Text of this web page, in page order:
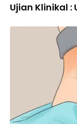
Ujian Klinikal :